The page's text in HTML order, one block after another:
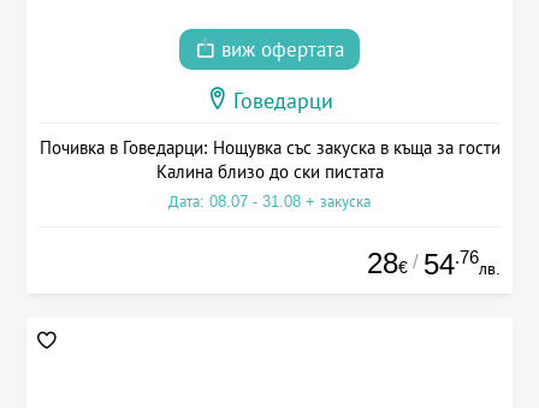
виж офертата
Говедарци
Почивка в Говедарци: Нощувка със закуска в къща за гости
Калина близо до ски пистата
Дата: 08.07 - 31.08 + закуска
28€ / 54.76
лв.